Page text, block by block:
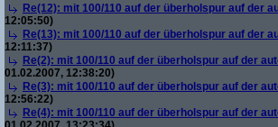
Re(12): mit 100/110 auf der überholspur auf der
12:05:50)
Re(13): mit 100/110 auf der überholspur auf der
12:11:37)
Re(2): mit 100/110 auf der überholspur auf der
01.02.2007, 12:38:20)
Re(3): mit 100/110 auf der überholspur auf der
12:56:22)
Re(4): mit 100/110 auf der überholspur auf der